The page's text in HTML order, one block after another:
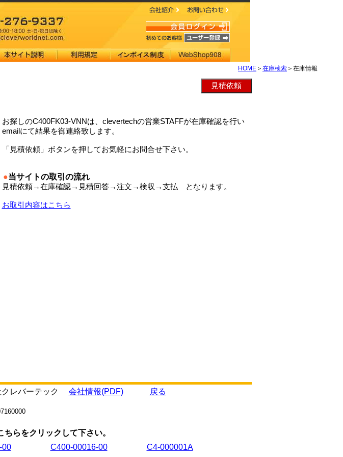
HOME ＞ 在庫検索 ＞在庫情報
お探しのC400FK03-VNNは、clevertechの営業STAFFが在庫確認を行い
emailにて結果を御連絡致します。
「見積依頼」ボタンを押してお気軽にお問合せ下さい。
●当サイトの取引の流れ
見積依頼→在庫確認→見積回答→注文→検収→支払 となります。
お取引内容はこちら
クレバーテック 会社情報(PDF) 戻る
らをクリックして下さい。
00 C400-00016-00 C4-000001A